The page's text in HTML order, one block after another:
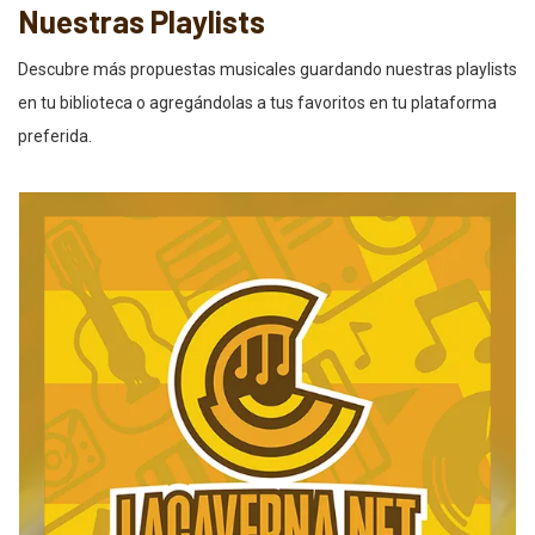
Nuestras Playlists
Descubre más propuestas musicales guardando nuestras playlists
en tu biblioteca o agregándolas a tus favoritos en tu plataforma
preferida.